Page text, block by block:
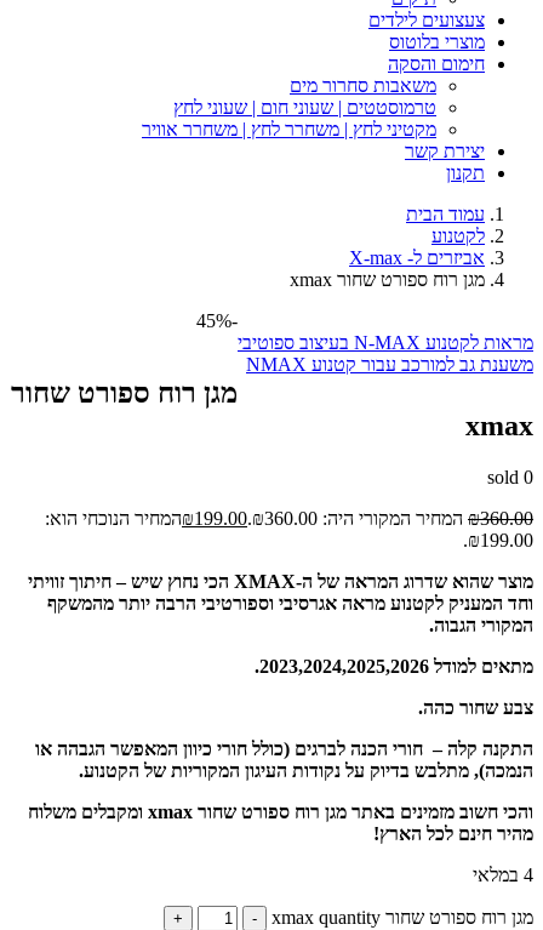
צעצועים לילדים
מוצרי בלוטוס
חימום והסקה
משאבות סחרור מים
טרמוסטטים | שעוני חום | שעוני לחץ
מקטיני לחץ | משחרר לחץ | משחרר אוויר
יצירת קשר
תקנון
עמוד הבית
לקטנוע
אביזרים ל- X-max
מגן רוח ספורט שחור xmax
מראות לקטנוע N-MAX בעיצוב ספוטיבי
משענת גב למורכב עבור קטנוע NMAX
-45%
מגן רוח ספורט שחור
xmax
0
sold
₪360.00 המחיר המקורי היה: ₪360.00. ₪199.00
המחיר הנוכחי הוא:
₪199.00.
מוצר שהוא שדרוג המראה של ה-XMAX הכי נחוץ שיש – חיתוך זוויתי
וחד המעניק לקטנוע מראה אגרסיבי וספורטיבי הרבה יותר מהמשקף
המקורי הגבוה.
מתאים למודל 2023,2024,2025,2026.
צבע שחור כהה.
התקנה קלה – חורי הכנה לברגים (כולל חורי כיוון המאפשר הגבהה או
הנמכה), מתלבש בדיוק על נקודות העיגון המקוריות של הקטנוע.
והכי חשוב מזמינים באתר מגן רוח ספורט שחור xmax ומקבלים משלוח
מהיר חינם לכל הארץ!
4 במלאי
מגן רוח ספורט שחור xmax quantity